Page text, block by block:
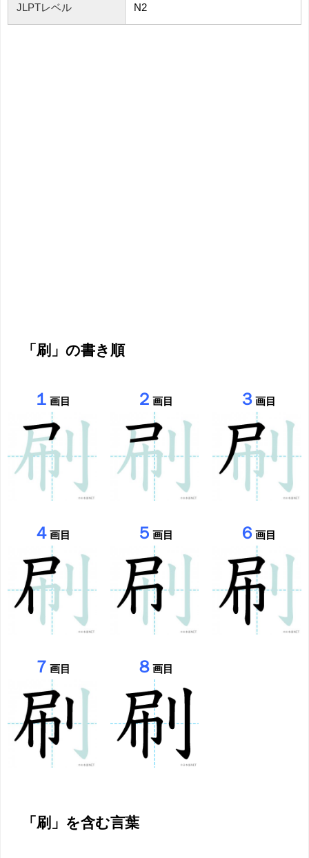
JLPTレベル N2
「刷」の書き順
１画目 ２ 画目 ３ 画目
４画目 ５ 画目 ６ 画目
７画目 ８ 画目
「刷」を含む言葉